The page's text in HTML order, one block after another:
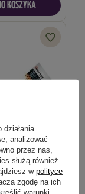
KOSZYKA
40 szt.
działania
analizować
przez nas,
służą również
w polityce
zgodę na ich
warunki